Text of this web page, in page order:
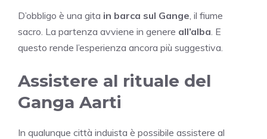
D’obbligo è una gita in barca sul Gange , il fiume
sacro. La partenza avviene in genere all’alba . E
questo rende l’esperienza ancora più suggestiva.
Assistere al rituale del
Ganga Aarti
In qualunque città induista è possibile assistere al